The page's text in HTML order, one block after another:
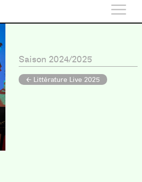
Saison 2024/2025
← Littérature Live 2025